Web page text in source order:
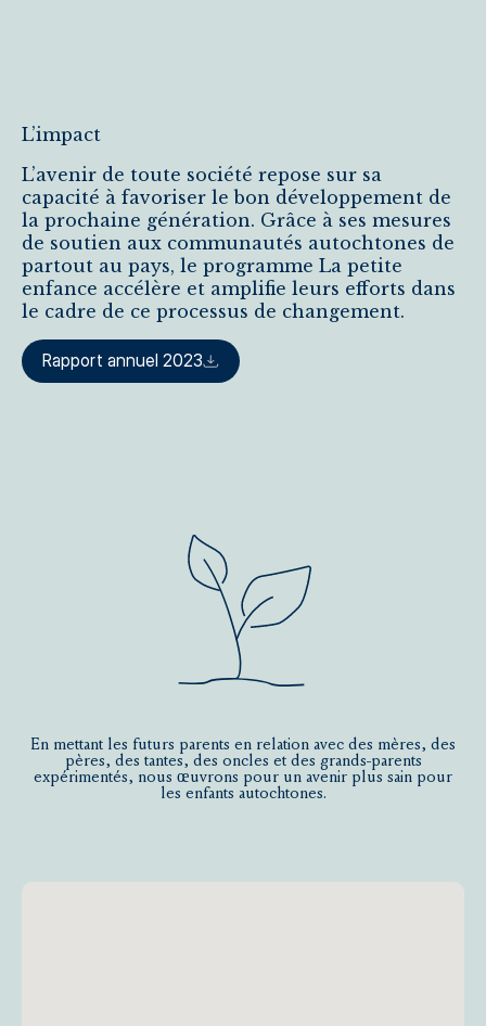
L’impact
L’avenir de toute société repose sur sa
capacité à favoriser le bon développement de
la prochaine génération. Grâce à ses mesures
de soutien aux communautés autochtones de
partout au pays, le programme La petite
enfance accélère et amplifie leurs efforts dans
le cadre de ce processus de changement.
Rapport annuel 2023
En mettant les futurs parents en relation avec des mères, des
pères, des tantes, des oncles et des grands-parents
expérimentés, nous œuvrons pour un avenir plus sain pour
les enfants autochtones.